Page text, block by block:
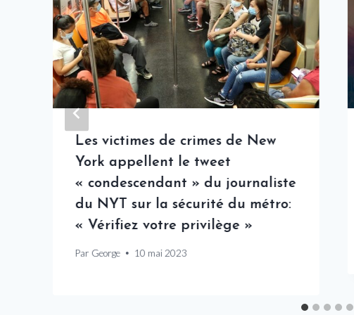
Les victimes de crimes de New
York appellent le tweet
« condescendant » du journaliste
du NYT sur la sécurité du métro:
« Vérifiez votre privilège »
Par George 10 mai 2023